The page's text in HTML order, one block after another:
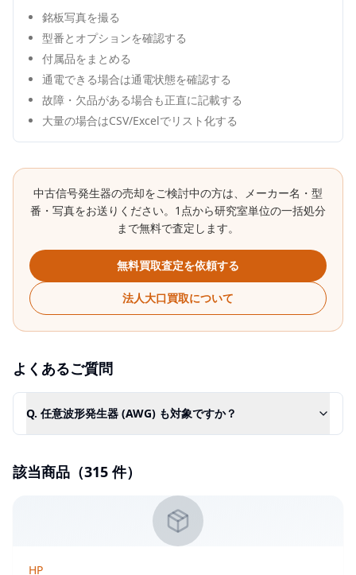
銘板写真を撮る
型番とオプションを確認する
付属品をまとめる
通電できる場合は通電状態を確認する
故障・欠品がある場合も正直に記載する
大量の場合はCSV/Excelでリスト化する
中古信号発生器の売却をご検討中の方は、メーカー名・型
番・写真をお送りください。1点から研究室単位の一括処分
まで無料で査定します。
無料買取査定を依頼する
法人大口買取について
よくあるご質問
Q. 任意波形発生器 (AWG) も対象ですか？
該当商品（315 件）
HP